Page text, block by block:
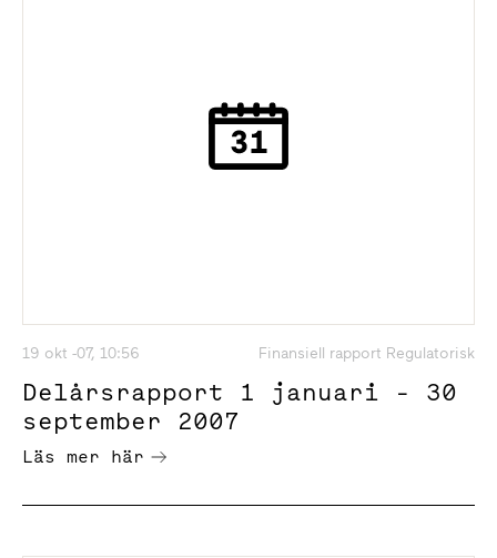
19 okt -07, 10:56 Finansiell rapport Regulatorisk
Delårsrapport 1 januari - 30
september 2007
Läs mer här